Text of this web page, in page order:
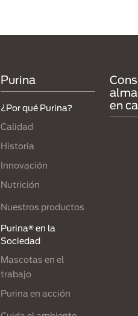
Purina
¿Por qué Purina?
Calidad
Historia
Innovación
Nutrición
Nuestros productos
Purina® en la
Sociedad
Mascotas en el
trabajo
Purina en acción
en